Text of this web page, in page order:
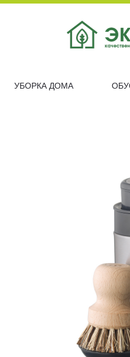
УБОРКА ДОМА